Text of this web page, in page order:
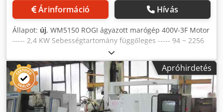
helyigénye: 3050 x 2150 mm - Gép méretei: 2050 x 2210 x
1830 mm - Gép tömege: 2800 kg
Árinformáció Hívás
Állapot: új, WM5150 ROGI ágyazott marógép 400V-3F Motor
----- 2,4 KW Sebességtartomány függőleges ----- 94 ~ 2256
rpm Orsó rögzítése ----- ISO 40 Asztal ----- 1220 x 360 mm
Pinhole löket ----- 180 mm Pinhole feed ----- 0,1 / 0,15 / 0,3
mm/ford. Hosszirányú elmozdulás (x) ----- 600 mm
Oldalirányú elmozdulás (y) ----- 360 mm Magassági
elmozdulás (z) ----- 500 mm Kirakodás ----- 370 mm Orsófej
elforgatási tartomány ----- -45 és +45 között Távolság
Apróhirdetés